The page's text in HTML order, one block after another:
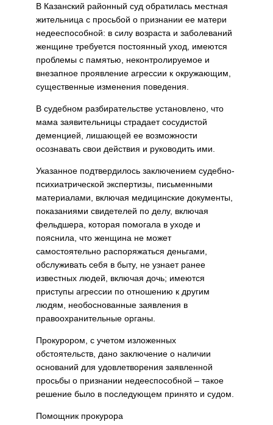
В Казанский районный суд обратилась местная
жительница с просьбой о признании ее матери
недееспособной: в силу возраста и заболеваний
женщине требуется постоянный уход, имеются
проблемы с памятью, неконтролируемое и
внезапное проявление агрессии к окружающим,
существенные изменения поведения.
В судебном разбирательстве установлено, что
мама заявительницы страдает сосудистой
деменцией, лишающей ее возможности
осознавать свои действия и руководить ими.
Указанное подтвердилось заключением судебно-
психиатрической экспертизы, письменными
материалами, включая медицинские документы,
показаниями свидетелей по делу, включая
фельдшера, которая помогала в уходе и
пояснила, что женщина не может
самостоятельно распоряжаться деньгами,
обслуживать себя в быту, не узнает ранее
известных людей, включая дочь; имеются
приступы агрессии по отношению к другим
людям, необоснованные заявления в
правоохранительные органы.
Прокурором, с учетом изложенных
обстоятельств, дано заключение о наличии
оснований для удовлетворения заявленной
просьбы о признании недееспособной – такое
решение было в последующем принято и судом.
Помощник прокурора